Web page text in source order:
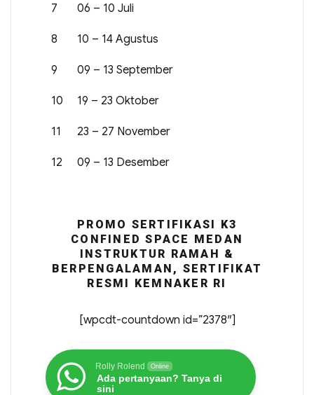
7 06 – 10 Juli
8 10 – 14 Agustus
9 09 – 13 September
10 19 – 23 Oktober
11 23 – 27 November
12 09 – 13 Desember
PROMO SERTIFIKASI K3
CONFINED SPACE MEDAN
INSTRUKTUR RAMAH &
BERPENGALAMAN, SERTIFIKAT
RESMI KEMNAKER RI
[wpcdt-countdown id=”2378″]
Rolly Rolend Online
Ada pertanyaan? Tanya di
sini